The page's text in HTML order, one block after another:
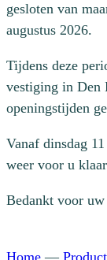
gesloten van
augustus 2026.
Tijdens deze
vestiging in Den
openingstijden
Vanaf dinsdag
weer voor u
Bedankt voor
Home —